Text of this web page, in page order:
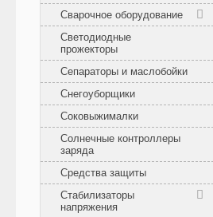
Сварочное оборудование
Светодиодные
прожекторы
Сепараторы и маслобойки
Снегоуборщики
Соковыжималки
Солнечные контроллеры
заряда
Средства защиты
Стабилизаторы
напряжения